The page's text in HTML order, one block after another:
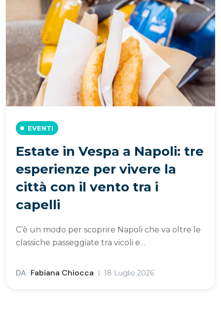
EVENTI
Estate in Vespa a Napoli: tre
esperienze per vivere la
città con il vento tra i
capelli
C’è un modo per scoprire Napoli che va oltre le
classiche passeggiate tra vicoli e…
DA Fabiana Chiocca 18 Luglio 2026